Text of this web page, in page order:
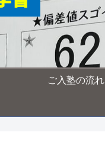
ご入塾の流れ